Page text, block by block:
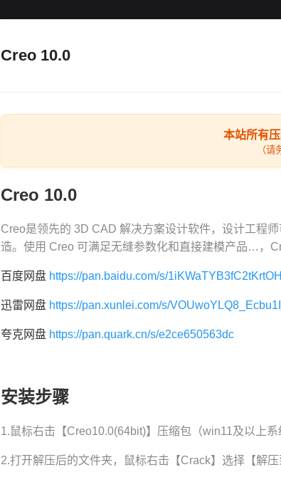
Creo 10.0
本站所有
（请
Creo 10.0
Creo是领先的 3D CAD 解决方案设计软件，设计工程
造。使用 Creo 可满足无缝参数化和直接建模产品…，
百度网盘 https://pan.baidu.com/s/
迅雷网盘 https://pan.xunlei.com/s/
夸克网盘 https://pan.quark.cn/s/e2ce650563dc
安装步骤
1.鼠标右击【Creo10.0(64bit)】压缩包（win11及以上
2.打开解压后的文件夹，鼠标右击【Crack】选择【解压